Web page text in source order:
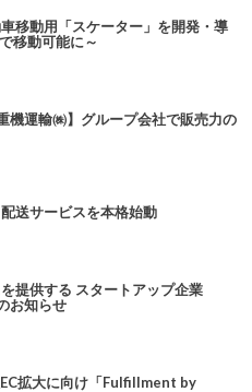
移動用「スケーター」を開発・導
移動可能に～
機運輸㈱】グループ会社で販売力の
送サービスを本格始動
提供する スタートアップ企業
お知らせ
拡大に向け「Fulfillment by